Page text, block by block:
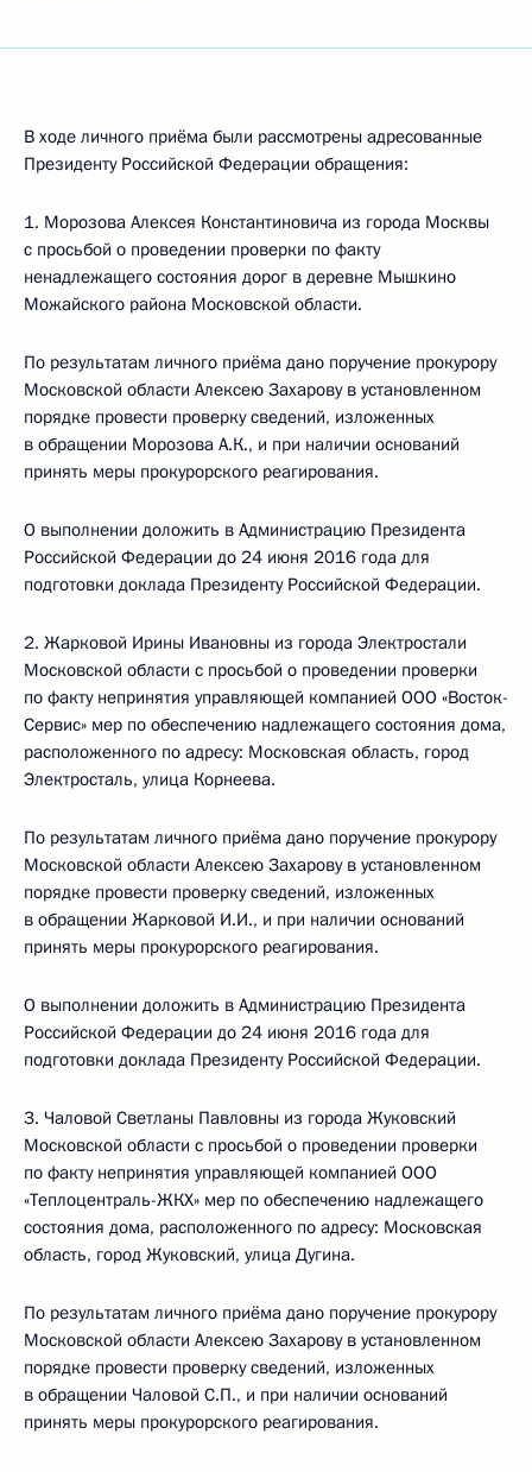
В ходе личного приёма были рассмотрены адресованные
Президенту Российской Федерации обращения:
1. Морозова Алексея Константиновича из города Москвы
с просьбой о проведении проверки по факту
ненадлежащего состояния дорог в деревне Мышкино
Можайского района Московской области.
По результатам личного приёма дано поручение прокурору
Московской области Алексею Захарову в установленном
порядке провести проверку сведений, изложенных
в обращении Морозова А.К., и при наличии оснований
принять меры прокурорского реагирования.
О выполнении доложить в Администрацию Президента
Российской Федерации до 24 июня 2016 года для
подготовки доклада Президенту Российской Федерации.
2. Жарковой Ирины Ивановны из города Электростали
Московской области с просьбой о проведении проверки
по факту непринятия управляющей компанией ООО «Восток-
Сервис» мер по обеспечению надлежащего состояния дома,
расположенного по адресу: Московская область, город
Электросталь, улица Корнеева.
По результатам личного приёма дано поручение прокурору
Московской области Алексею Захарову в установленном
порядке провести проверку сведений, изложенных
в обращении Жарковой И.И., и при наличии оснований
принять меры прокурорского реагирования.
О выполнении доложить в Администрацию Президента
Российской Федерации до 24 июня 2016 года для
подготовки доклада Президенту Российской Федерации.
3. Чаловой Светланы Павловны из города Жуковский
Московской области с просьбой о проведении проверки
по факту непринятия управляющей компанией ООО
«Теплоцентраль-ЖКХ» мер по обеспечению надлежащего
состояния дома, расположенного по адресу: Московская
область, город Жуковский, улица Дугина.
По результатам личного приёма дано поручение прокурору
Московской области Алексею Захарову в установленном
порядке провести проверку сведений, изложенных
в обращении Чаловой С.П., и при наличии оснований
принять меры прокурорского реагирования.